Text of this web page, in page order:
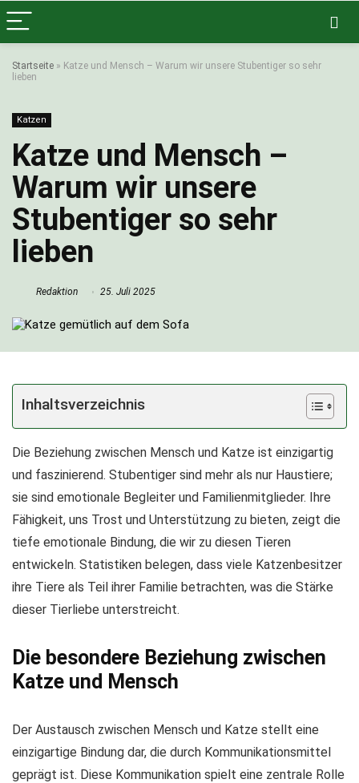
Startseite » Katze und Mensch – Warum wir unsere Stubentiger so sehr
lieben
Katzen
Katze und Mensch –
Warum wir unsere
Stubentiger so sehr
lieben
Redaktion 25. Juli 2025
Inhaltsverzeichnis
Die Beziehung zwischen Mensch und Katze ist einzigartig
und faszinierend. Stubentiger sind mehr als nur Haustiere;
sie sind emotionale Begleiter und Familienmitglieder. Ihre
Fähigkeit, uns Trost und Unterstützung zu bieten, zeigt die
tiefe emotionale Bindung, die wir zu diesen Tieren
entwickeln. Statistiken belegen, dass viele Katzenbesitzer
ihre Tiere als Teil ihrer Familie betrachten, was die Stärke
dieser Tierliebe unterstreicht.
Die besondere Beziehung zwischen
Katze und Mensch
Der Austausch zwischen Mensch und Katze stellt eine
einzigartige Bindung dar, die durch Kommunikationsmittel
geprägt ist. Diese Kommunikation spielt eine zentrale Rolle